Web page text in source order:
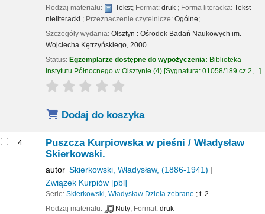
Rodzaj materiału: Tekst; Format: druk ; Forma literacka: Tekst
nieliteracki ; Przeznaczenie czytelnicze: Ogólne;
Szczegóły wydania: Olsztyn : Ośrodek Badań Naukowych im.
Wojciecha Kętrzyńskiego, 2000
Status: Egzemplarze dostępne do wypożyczenia: Biblioteka
Instytutu Północnego w Olsztynie (4) Sygnatura: 01058/189 cz.2, .. .
star rating
Dodaj do koszyka
4. Puszcza Kurpiowska w pieśni / Władysław
Skierkowski.
autor Skierkowski, Władysław, (1886-1941)
Związek Kurpiów[pbl]
Serie: Skierkowski, Władysław Dzieła zebrane ; t. 2
Rodzaj materiału:
Nuty; Format: druk